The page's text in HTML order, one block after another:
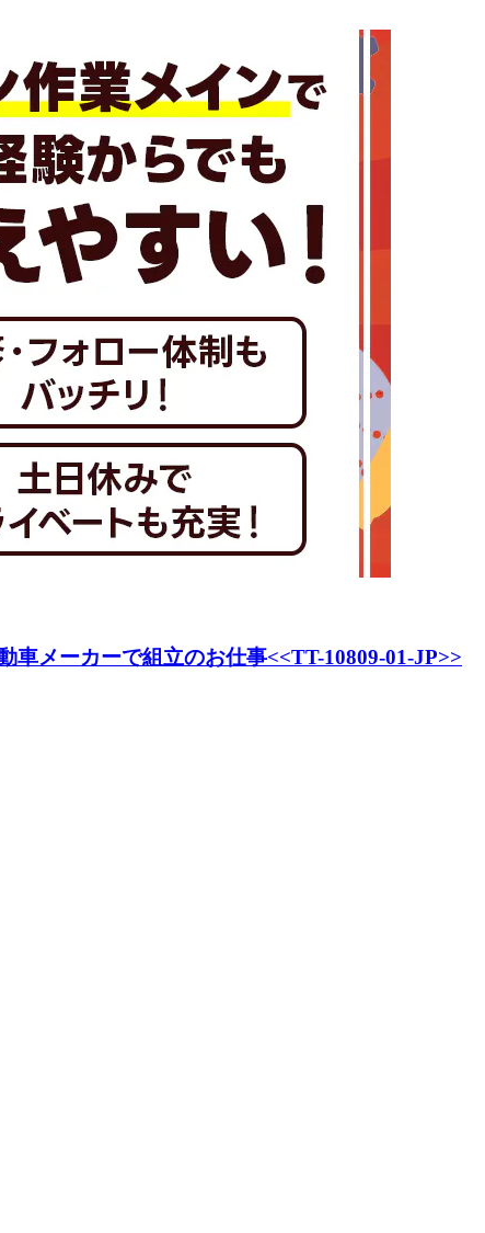
メーカーで組立のお仕事<<TT-10809-01-JP>>